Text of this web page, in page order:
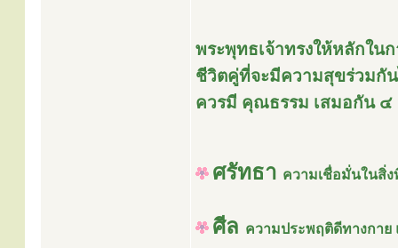
พระพุทธเจ้าทรงให้หลักใน
ชีวิตคู่ที่จะมีความสุขร่วมกั
ควรมี คุณธรรม เสมอกัน ๔
ศรัทธา ความเชื่อมั่นในสิ่ง
ศีล ความประพฤติดีทางกาย